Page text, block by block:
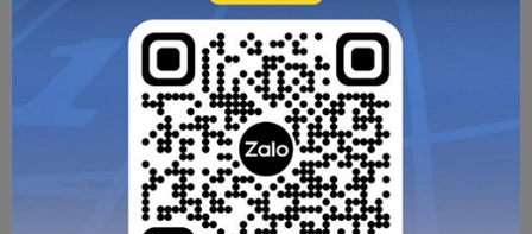
BST PICKLEBALL ZOCKER JUNIOR
Áo Pickleball Trẻ Em Zocker
Junior JAC05- Cổ tròn - Tím
QUẦN ÁO PICKLEBALL
Áo Thi Đấu Pickleball
Zocker JAC05 Nam - Cổ
tròn - Xanh chuối
289.000VNĐ